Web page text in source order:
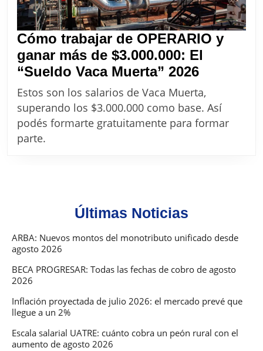
Cómo trabajar de OPERARIO y
ganar más de $3.000.000: El
“Sueldo Vaca Muerta” 2026Cómo
trabajar
de
“Sueldo
Muerta”
Estos son los salarios de Vaca Muerta,
superando los $3.000.000 como base. Así
podés formarte gratuitamente para formar
parte.
Últimas Noticias
ARBA: Nuevos montos del monotributo unificado desde
agosto 2026
BECA PROGRESAR: Todas las fechas de cobro de agosto
2026
Inflación proyectada de julio 2026: el mercado prevé que
llegue a un 2%
Escala salarial UATRE: cuánto cobra un peón rural con el
aumento de agosto 2026